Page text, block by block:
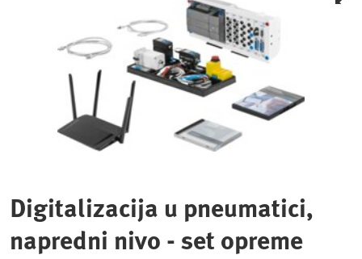
Digitalizacija u pneumatici,
napredni nivo - set opreme